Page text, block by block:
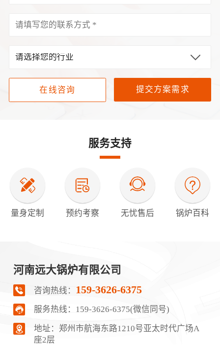
在线咨询 提交方案需求
服务支持
量身定制 预约考察 无忧售后 锅炉百科
河南远大锅炉有限公司
咨询热线： 159-3626-6375
服务热线： 159-3626-6375(微信同号)
地址：郑‮市州‬航‬海东路1210号‮太亚‬时代广场A
座2层